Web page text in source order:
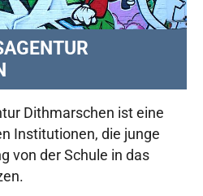
Dithmarschen ist eine
Institutionen, die junge
von der Schule in das